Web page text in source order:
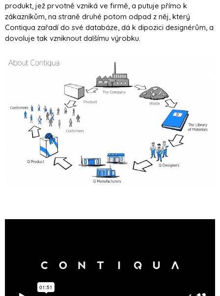
produkt, jež prvotně vzniká ve firmě, a putuje přímo k
zákazníkům, na straně druhé potom odpad z něj, který
Contiqua zařadí do své databáze, dá k dipozici designérům, a
dovoluje tak vzniknout dalšímu výrobku.